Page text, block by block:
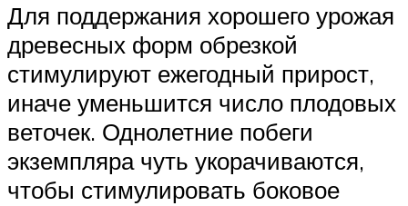
Для поддержания хорошего урожая
древесных форм обрезкой
стимулируют ежегодный прирост,
иначе уменьшится число плодовых
веточек. Однолетние побеги
экземпляра чуть укорачиваются,
чтобы стимулировать боковое